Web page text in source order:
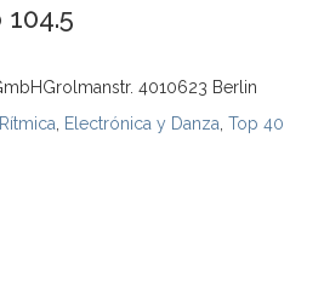
4010623 Berlin
Electrónica y Danza Top 40